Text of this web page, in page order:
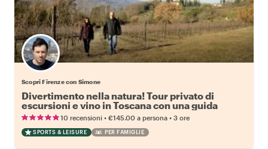
Scopri Firenze con Simone
Divertimento nella natura! Tour privato di
escursioni e vino in Toscana con una guida
professionista e un produttore di vino.
10 recensioni • €145.00 a persona • 3 ore
SPORTS & LEISURE PER FAMIGLIE